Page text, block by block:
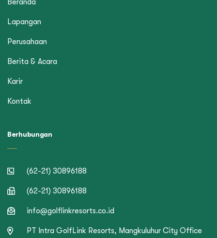
Beranda
Lapangan
Perusahaan
Berita & Acara
Karir
Kontak
Berhubungan
(62-21) 30896188
(62-21) 30896188
info@golflinkresorts.co.id
PT Intra GolfLink Resorts, Mangkuluhur City Office